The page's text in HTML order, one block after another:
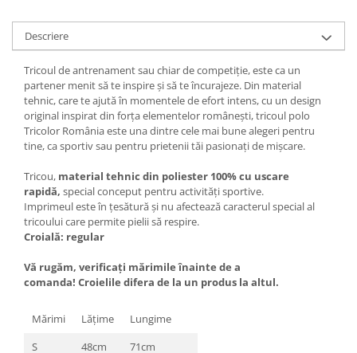
Descriere
Tricoul de antrenament sau chiar de competiție, este ca un
partener menit să te inspire și să te încurajeze. Din material
tehnic, care te ajută în momentele de efort intens, cu un design
original inspirat din forța elementelor românești, tricoul polo
Tricolor România este una dintre cele mai bune alegeri pentru
tine, ca sportiv sau pentru prietenii tăi pasionați de mișcare.
Tricou, material tehnic din poliester 100% cu uscare
rapidă, special conceput pentru activități sportive.
Imprimeul este în țesătură și nu afectează caracterul special al
tricoului care permite pielii să respire.
Croială: regular
Vă rugăm, verificaţi mărimile înainte de a
comanda! Croielile difera de la un produs la altul.
Mărimi Lăţime
Lungime
S
48cm 71cm